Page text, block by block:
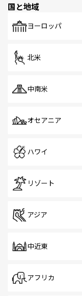
で、ホーカ
国と地域
ヨーロッパ
北米
中南米
オセアニア
ハワイ
リゾート
アジア
中近東
アフリカ